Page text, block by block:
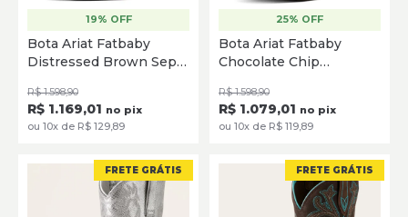
34.5 35 36
37
38 39 39.5
19% OFF
Bota Ariat Fatbaby
Distressed Brown Sepia
R$ 1.598,90
R$ 1.169,01 no pix
ou 10x de R$ 129,89
36 37 38
SELECIONE
25% OFF
Bota Ariat Fatbaby
Chocolate Chip
10063976
R$ 1.598,90
R$ 1.079,01 no pix
ou 10x de R$ 119,89
FRETE GRÁTIS FRETE GRÁTIS